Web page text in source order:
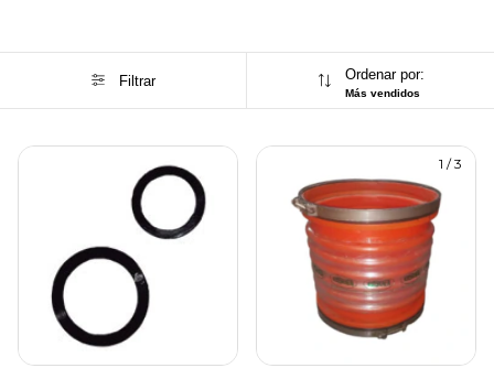
Filtrar Ordenar por:
Más vendidos
1 /3